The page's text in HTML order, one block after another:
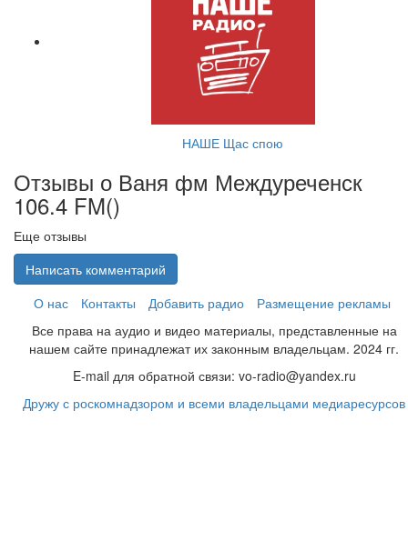
НАШЕ Щас спою
Отзывы о Ваня фм Междуреченск
106.4 FM()
Еще отзывы
Написать комментарий
О нас
Контакты Добавить радио
Размещение рекламы
Все права на аудио и видео материалы, представленные на
нашем сайте принадлежат их законным владельцам. 2024 гг.
E-mail для обратной связи: vo-radio@yandex.ru
Дружу с роскомнадзором и всеми владельцами медиаресурсов